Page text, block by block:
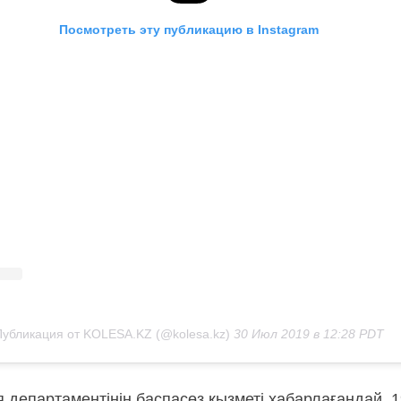
Посмотреть эту публикацию в Instagram
от KOLESA.KZ (@kolesa.kz) 30 Июл 2019 в 12:28 PDT